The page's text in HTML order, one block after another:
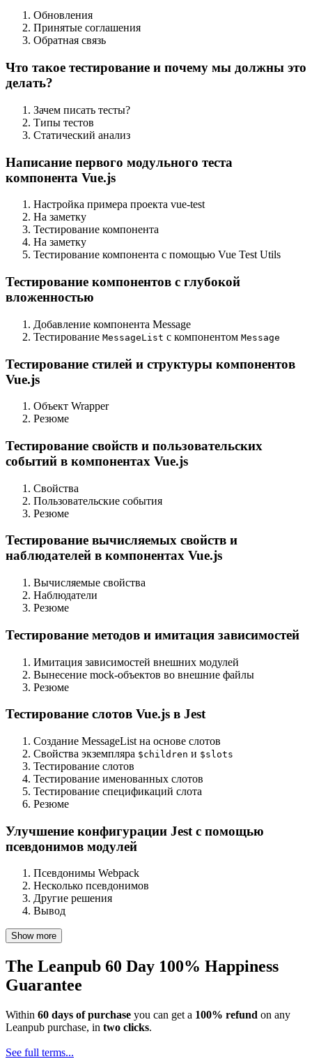
Обновления
Принятые соглашения
Обратная связь
Что такое тестирование и почему мы должны это
делать?
Зачем писать тесты?
Типы тестов
Статический анализ
Написание первого модульного теста
компонента Vue.js
Настройка примера проекта vue-test
На заметку
Тестирование компонента
На заметку
Тестирование компонента с помощью Vue Test Utils
Тестирование компонентов с глубокой
вложенностью
Добавление компонента Message
Тестирование MessageList с компонентом Message
Тестирование стилей и структуры компонентов
Vue.js
Объект Wrapper
Резюме
Тестирование свойств и пользовательских
событий в компонентах Vue.js
Свойства
Пользовательские события
Резюме
Тестирование вычисляемых свойств и
наблюдателей в компонентах Vue.js
Вычисляемые свойства
Наблюдатели
Резюме
Тестирование методов и имитация зависимостей
Имитация зависимостей внешних модулей
Вынесение mock-объектов во внешние файлы
Резюме
Тестирование слотов Vue.js в Jest
Создание MessageList на основе слотов
Свойства экземпляра $children и $slots
Тестирование слотов
Тестирование именованных слотов
Тестирование спецификаций слота
Резюме
Улучшение конфигурации Jest с помощью
псевдонимов модулей
Псевдонимы Webpack
Несколько псевдонимов
Другие решения
Вывод
Show more
The Leanpub 60 Day 100% Happiness
Guarantee
Within 60 days of purchase you can get a 100% refund on any
Leanpub purchase, in two clicks.
See full terms...